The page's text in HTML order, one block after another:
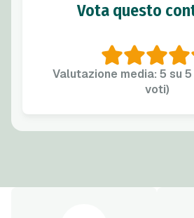
Vota questo
Valutazione media: 5 su
voti)